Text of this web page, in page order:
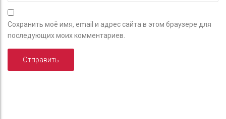
Сохранить моё имя, email и адрес сайта в этом браузере для
последующих моих комментариев.